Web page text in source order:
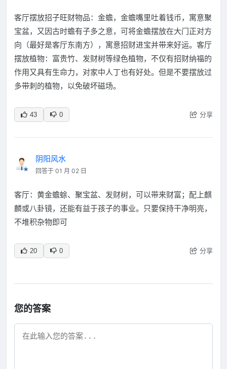
客厅摆放招子旺财物品：金蟾，金蟾嘴里吐着钱币，寓意聚
宝盆，又因古时蟾有子多之意，可将金蟾摆放在大门正对方
向（最好是客厅东南方），寓意招财进宝并带来好运。客厅
摆放植物：富贵竹、发财树等绿色植物，不仅有招财纳福的
作用又具有生命力，对家中人丁也有好处。但是不要摆放过
多带刺的植物，以免破坏磁场。
43 0 分享
阴阳风水
回答于 01 月 02 日
客厅：黄金蟾蜍、聚宝盆、发财树，可以带来财富；配上麒
麟或八卦镜，还能有益于孩子的事业。只要保持干净明亮，
不堆积杂物即可
20 0 分享
您的答案